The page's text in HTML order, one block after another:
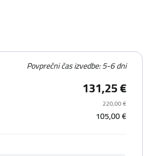
Povprečni čas izvedbe: 5-6 dni
131,25 €
220,00 €
105,00 €